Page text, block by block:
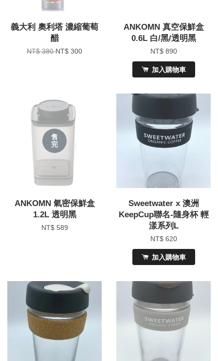
義大利 奧利塔 濃縮葡萄
醋
NT$ 380NT$ 300
ANKOMN 真空保鮮盒
0.6L 白/黑/透明黑
NT$ 890
加入購物車
售
完
ANKOMN 氣密保鮮盒
1.2L 透明黑
NT$ 589
Sweetwater x 澳洲
KeepCup聯名-隨身杯 輕
漾系列L
NT$ 620
加入購物車